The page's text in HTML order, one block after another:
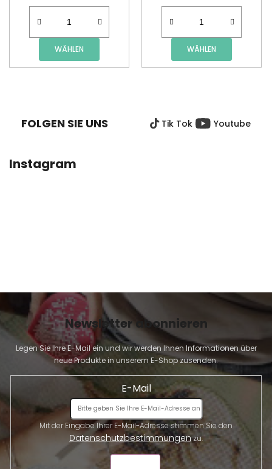
WÄHLEN WÄHLEN
FOLGEN SIE UNS Tik Tok Youtube
Instagram
Newsletter abonnieren
Legen Sie Ihre E-Mail ein und wir werden Ihnen Informationen über
neue Produkte in unserem E-Shop zusenden.
E-Mail
Datenschutzbestimmungenzu.